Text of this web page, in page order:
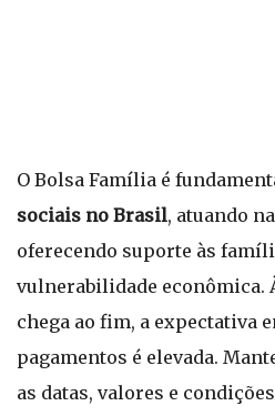
O Bolsa Família é
sociais no Brasil, atuando
oferecendo suporte às
vulnerabilidade econômica.
chega ao fim, a expectativa
pagamentos é elevada.
as datas, valores e